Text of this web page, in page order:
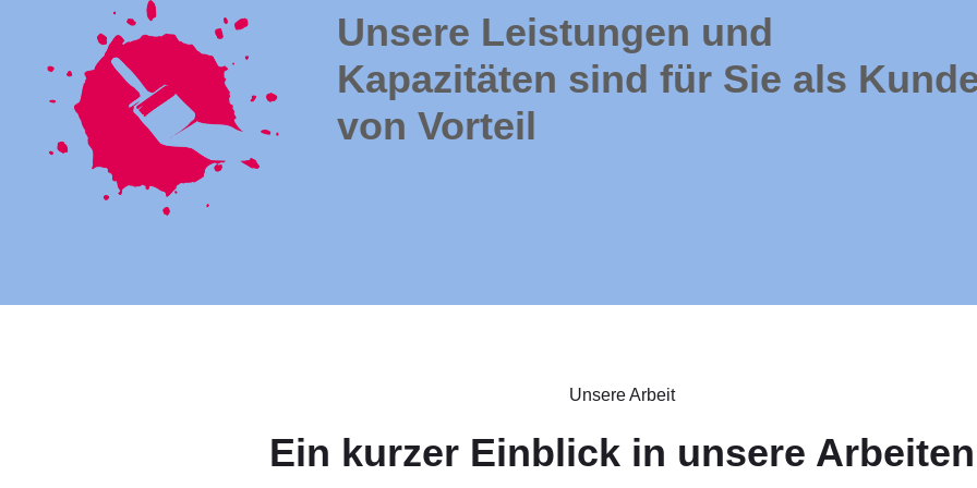
Unsere Leistungen und
Kapazitäten sind für Sie als
von Vorteil
Unsere Arbeit
Ein kurzer Einblick in unsere Arbeiten